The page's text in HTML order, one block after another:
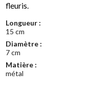
fleuris.
Longueur :
15 cm
Diamètre :
7 cm
Matière :
métal